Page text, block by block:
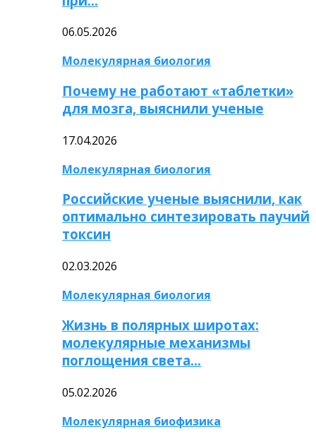
06.05.2026
Молекулярная биология
Почему не работают «таблетки»
для мозга, выяснили ученые
17.04.2026
Молекулярная биология
Российские ученые выяснили, как
оптимально синтезировать паучий
токсин
02.03.2026
Молекулярная биология
Жизнь в полярных широтах:
молекулярные механизмы
поглощения света…
05.02.2026
Молекулярная биофизика